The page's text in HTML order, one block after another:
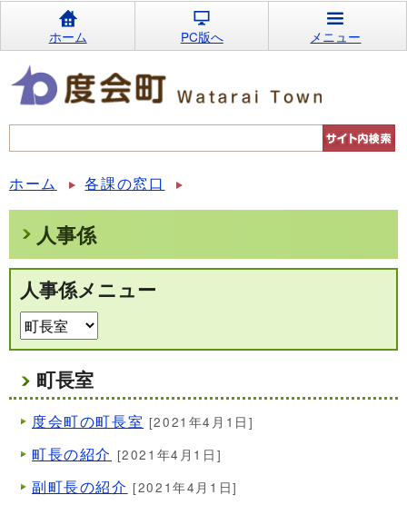
ホーム PC版へ メニュー
ホーム 各課の窓口
人事係
人事係メニュー
町長室
度会町の町長室 [2021年4月1日]
町長の紹介 [2021年4月1日]
副町長の紹介 [2021年4月1日]